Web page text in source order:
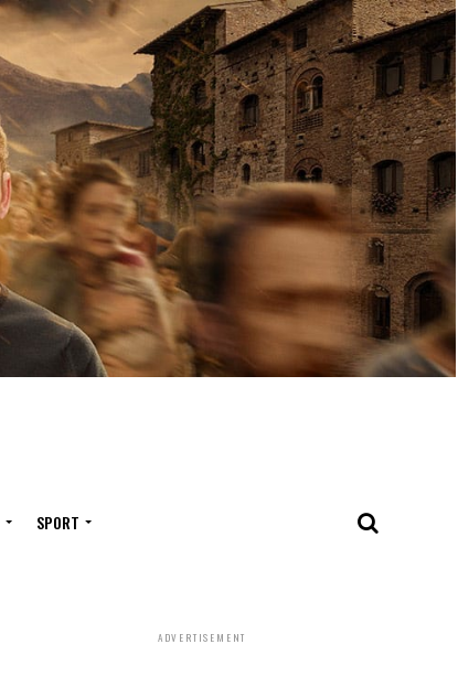
SPORT
ADVERTISEMENT